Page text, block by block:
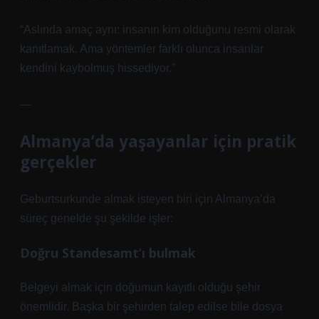
“Aslında amaç aynı: insanın kim olduğunu resmi olarak
kanıtlamak. Ama yöntemler farklı olunca insanlar
kendini kaybolmuş hissediyor.”
—
Almanya’da yaşayanlar için pratik
gerçekler
Geburtsurkunde almak isteyen biri için Almanya’da
süreç genelde şu şekilde işler:
Doğru Standesamt’ı bulmak
Belgeyi almak için doğumun kayıtlı olduğu şehir
önemlidir. Başka bir şehirden talep edilse bile dosya